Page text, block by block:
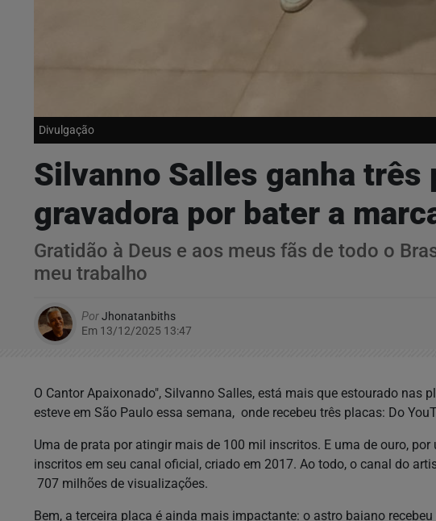
Divulgação
Silvanno Salles ganha três
gravadora por bater a
Gratidão à Deus e aos meus fãs de todo o
meu trabalho
PorJhonatanbiths
Em 13/12/2025 13:47
O Cantor Apaixonado", Silvanno Salles, está mais que estourado nas
esteve em São Paulo essa semana, onde recebeu três placas: Do
Uma de prata por atingir mais de 100 mil inscritos. E uma de ouro,
inscritos em seu canal oficial, criado em 2017. Ao todo, o canal do
707 milhões de visualizações.
Bem, a terceira placa é ainda mais impactante: o astro baiano